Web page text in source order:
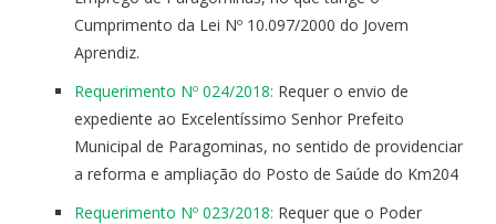
Cumprimento da Lei Nº 10.097/2000 do Jovem
Aprendiz.
Requerimento Nº 024/2018: Requer o envio de
expediente ao Excelentíssimo Senhor Prefeito
Municipal de Paragominas, no sentido de providenciar
a reforma e ampliação do Posto de Saúde do Km204
Requerimento Nº 023/2018: Requer que o Poder